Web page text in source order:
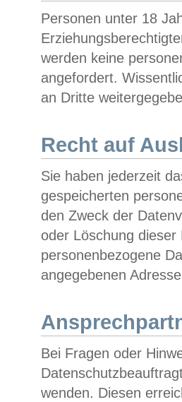
Personen unter 18
werden keine
angefordert.
an Dritte
Recht auf
Sie haben jederzeit
gespeicherten
den Zweck der
oder Löschung
personenbezogene
angegebenen
Bei Fragen oder
wenden. Diesen